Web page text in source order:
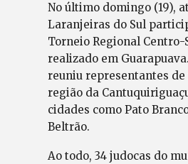
No último domingo (19),
Laranjeiras do Sul
Torneio Regional Centro-
realizado em
reuniu representantes
região da
cidades como Pato
Beltrão.
Ao todo, 34 judocas do